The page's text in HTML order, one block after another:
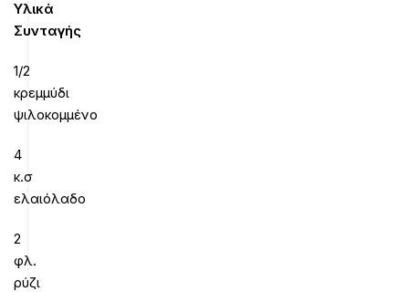
Υλικά
Συνταγής
1/2
κρεμμύδι
ψιλοκομμένο
4
κ.σ
ελαιόλαδο
2
φλ.
ρύζι